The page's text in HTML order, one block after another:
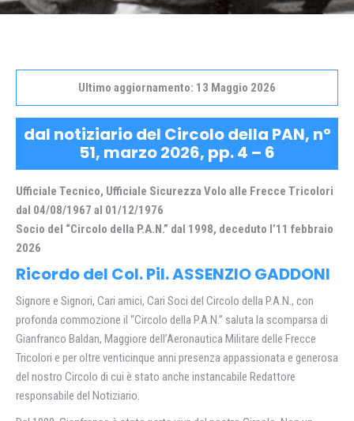
Ultimo aggiornamento: 13 Maggio 2026
dal notiziario del Circolo della PAN, n°
51, marzo 2026, pp. 4 – 6
Ufficiale Tecnico, Ufficiale Sicurezza Volo alle Frecce Tricolori
dal 04/08/1967 al 01/12/1976
Socio del “Circolo della P.A.N.” dal 1998, deceduto l’11 febbraio
2026
Ricordo del Col. Pil. ASSENZIO GADDONI
Signore e Signori, Cari amici, Cari Soci del Circolo della P.A.N., con
profonda commozione il “Circolo della P.A.N.” saluta la scomparsa di
Gianfranco Baldan, Maggiore dell’Aeronautica Militare delle Frecce
Tricolori e per oltre venticinque anni presenza appassionata e generosa
del nostro Circolo di cui è stato anche instancabile Redattore
responsabile del Notiziario.